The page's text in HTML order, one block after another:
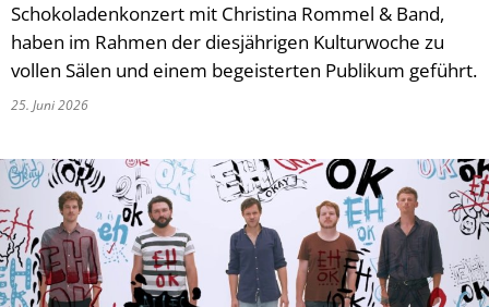
Schokoladenkonzert mit Christina Rommel & Band,
haben im Rahmen der diesjährigen Kulturwoche zu
vollen Sälen und einem begeisterten Publikum geführt.
25. Juni 2026